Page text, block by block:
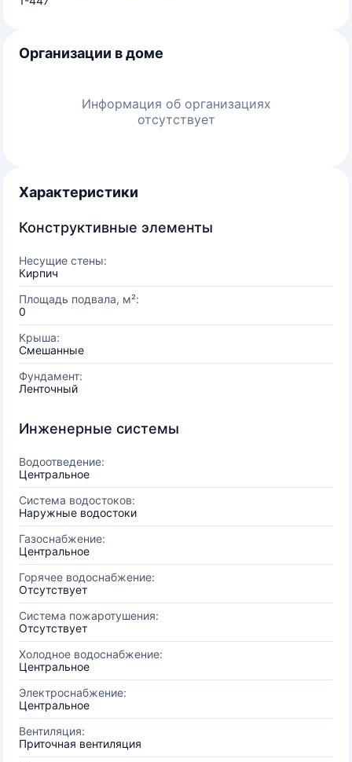
Организации в доме
Информация об организациях
отсутствует
Характеристики
Конструктивные элементы
Несущие стены:
Кирпич
Площадь подвала, м²:
0
Крыша:
Смешанные
Фундамент:
Ленточный
Инженерные системы
Водоотведение:
Центральное
Система водостоков:
Наружные водостоки
Газоснабжение:
Центральное
Горячее водоснабжение:
Отсутствует
Система пожаротушения:
Отсутствует
Холодное водоснабжение:
Центральное
Электроснабжение:
Центральное
Вентиляция:
Приточная вентиляция